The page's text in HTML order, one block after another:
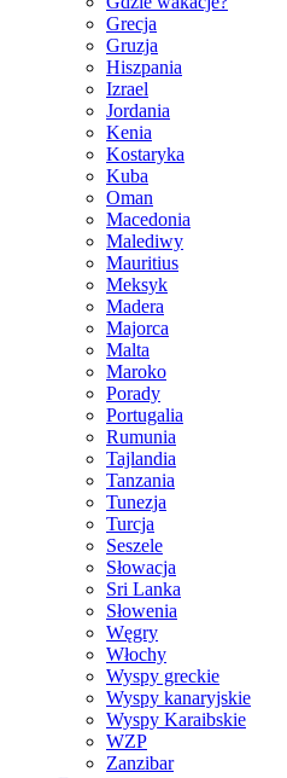
Grecja
Gruzja
Hiszpania
Izrael
Jordania
Kenia
Kostaryka
Kuba
Oman
Macedonia
Malediwy
Mauritius
Meksyk
Madera
Majorca
Malta
Maroko
Porady
Portugalia
Rumunia
Tajlandia
Tanzania
Tunezja
Turcja
Seszele
Słowacja
Sri Lanka
Słowenia
Węgry
Włochy
Wyspy greckie
Wyspy kanaryjskie
Wyspy Karaibskie
WZP
Zanzibar